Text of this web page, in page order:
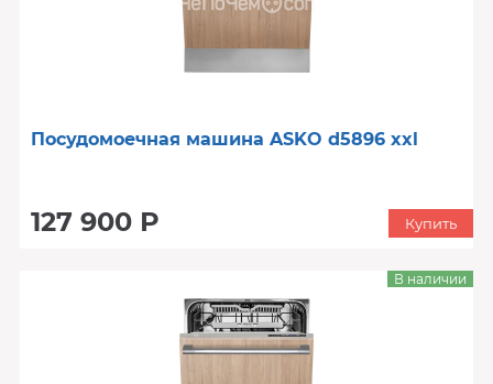
Посудомоечная машина ASKO d5896 xxl
127 900 Р Купить
В наличии